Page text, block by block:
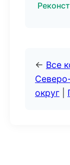
← Все
округ